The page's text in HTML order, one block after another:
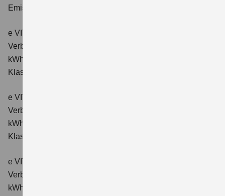
Emissionen kombiniert: 0 g/km; CO₂-Klasse: A.
e VITARA eAxle Comfort (61 kWh-Batterie)
Verbrauchswerte: Energieverbrauch kombiniert: 15,1
kWh/100km; CO₂-Emissionen kombiniert: 0 g/km; CO₂-
Klasse: A.
e VITARA eAxle ALLGRIP-e Comfort (61 kWh-Batterie)
Verbrauchswerte: Energieverbrauch kombiniert: 16,6
kWh/100km; CO₂-Emissionen kombiniert: 0 g/km; CO₂-
Klasse: A.
e VITARA eAxle Comfort+ (61 kWh-Batterie)
Verbrauchswerte: Energieverbrauch kombiniert: 15,1
kWh/100km; CO₂-Emissionen kombiniert: 0 g/km; CO₂-